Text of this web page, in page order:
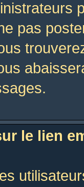
pas
le lien